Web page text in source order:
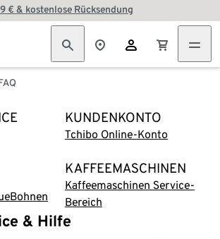
€ & kostenlose Rücksendung
KUNDENKONTO
Tchibo Online-Konto
KAFFEEMASCHINEN
Kaffeemaschinen Service-
Bereich
& Hilfe